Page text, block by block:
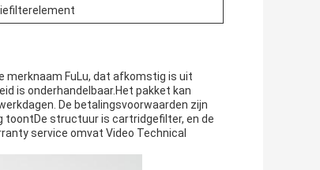
merknaam FuLu, dat afkomstig is uit
is onderhandelbaar.Het pakket kan
De betalingsvoorwaarden zijn
toontDe structuur is cartridgefilter, en de
service omvat Video Technical